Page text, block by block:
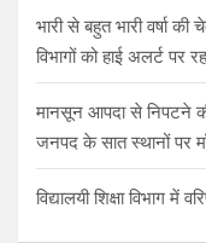
भारी से बहुत भारी वर्षा
विभागों को हाई अलर्ट पर
मानसून आपदा से निपटने की
जनपद के सात स्थानों पर
विद्यालयी शिक्षा विभाग में